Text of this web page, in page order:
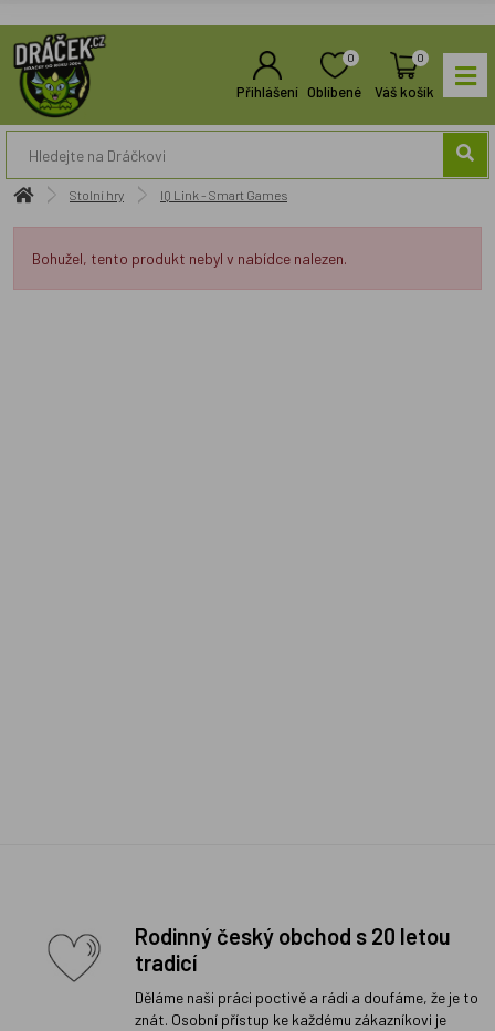
Přihlášení
0
Oblíbené
0
Váš košík
Stolní hry IQ Link - Smart Games
Bohužel, tento produkt nebyl v nabídce nalezen.
Rodinný český obchod s 20 letou
tradicí
Děláme naši práci poctivě a rádi a doufáme, že je to
znát. Osobní přístup ke každému zákazníkovi je